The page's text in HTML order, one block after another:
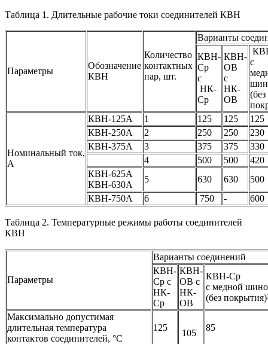
Таблица 1. Длительные рабочие токи соединителей КВН
Параметры
Обозначение
КВН
Количество
контактных
пар, шт.
Варианты
КВН-
Ср
с
НК-
Ср
КВН-
ОВ
с
НК-
ОВ
с
(без
Номинальный ток,
А
КВН-125А 1 125 125
125
КВН-250А
2 250 250
230
КВН-375А
3 375 375
330
4
500 500
420
КВН-625А
КВН-630А
5 630 630
500
КВН-750А
6 750 - 600
Таблица 2. Температурные режимы работы соединителей
КВН
Параметры
Варианты соединений
КВН-
Ср с
НК-
Ср
КВН-
ОВ с
НК-
ОВ
КВН-Ср
с медной
(без
Максимально допустимая
длительная температура
контактов соединителей, °C
125
105
85